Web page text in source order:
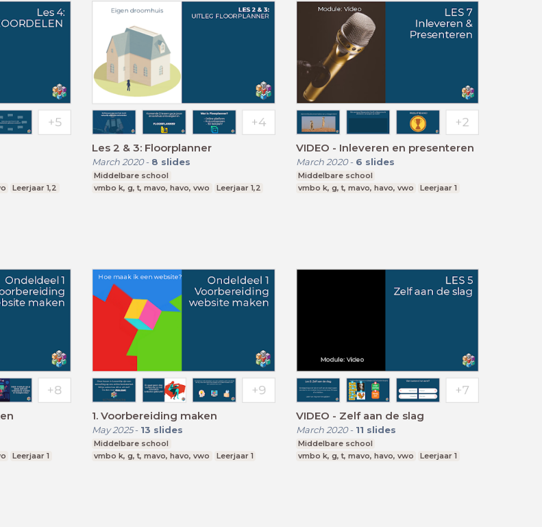
Leerjaar 1,2
Les 2 & 3: Floorplanner
March 2020- 8 slides
Middelbare school
vmbo k, g, t, mavo, havo, vwo
Leerjaar 1,2
VIDEO - Inleveren en presenteren
March 2020- 6 slides
Middelbare school
vmbo k, g, t, mavo, havo, vwo
Leerjaar 1
Leerjaar 1
1. Voorbereiding maken
May 2025- 13 slides
Middelbare school
vmbo k, g, t, mavo, havo, vwo
Leerjaar 1
VIDEO - Zelf aan de slag
March 2020- 11 slides
Middelbare school
vmbo k, g, t, mavo, havo, vwo
Leerjaar 1